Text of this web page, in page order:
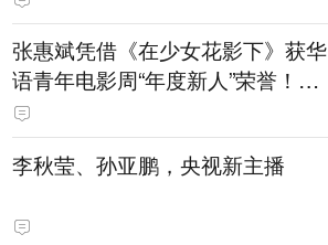
张惠斌凭借《在少女花影下》获华
语青年电影周“年度新人”荣誉！该
电影全程在广州取景，采用粤语对
白，主演均为广州本土演员
李秋莹、孙亚鹏，央视新主播